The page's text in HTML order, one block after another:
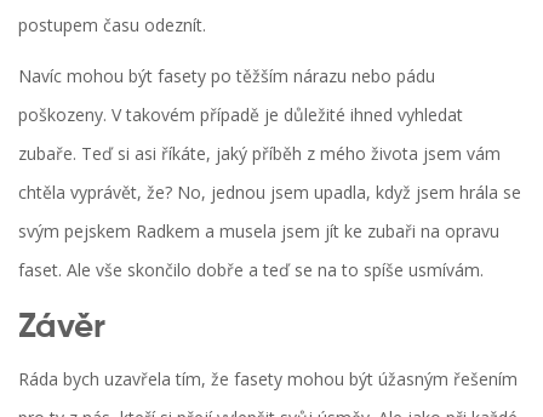
postupem času odeznít.
Navíc mohou být fasety po těžším nárazu nebo pádu
poškozeny. V takovém případě je důležité ihned vyhledat
zubaře. Teď si asi říkáte, jaký příběh z mého života jsem vám
chtěla vyprávět, že? No, jednou jsem upadla, když jsem hrála se
svým pejskem Radkem a musela jsem jít ke zubaři na opravu
faset. Ale vše skončilo dobře a teď se na to spíše usmívám.
Závěr
Ráda bych uzavřela tím, že fasety mohou být úžasným řešením